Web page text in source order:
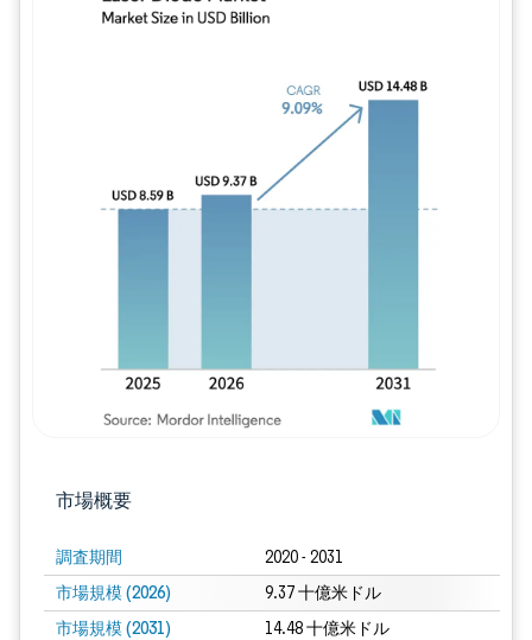
市場概要
調査期間 2020 - 2031
市場規模 (2026) 9.37 十億米ドル
市場規模 (2031) 14.48 十億米ドル